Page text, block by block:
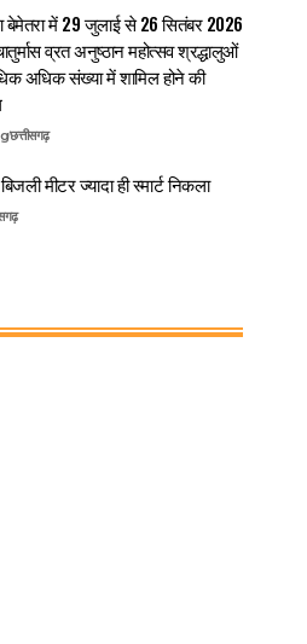
में 29 जुलाई से 26 सितंबर 2026
व्रत अनुष्ठान महोत्सव श्रद्धालुओं
अधिक संख्या में शामिल होने की
छत्तीसगढ़
बिजली मीटर ज्यादा ही स्मार्ट निकला